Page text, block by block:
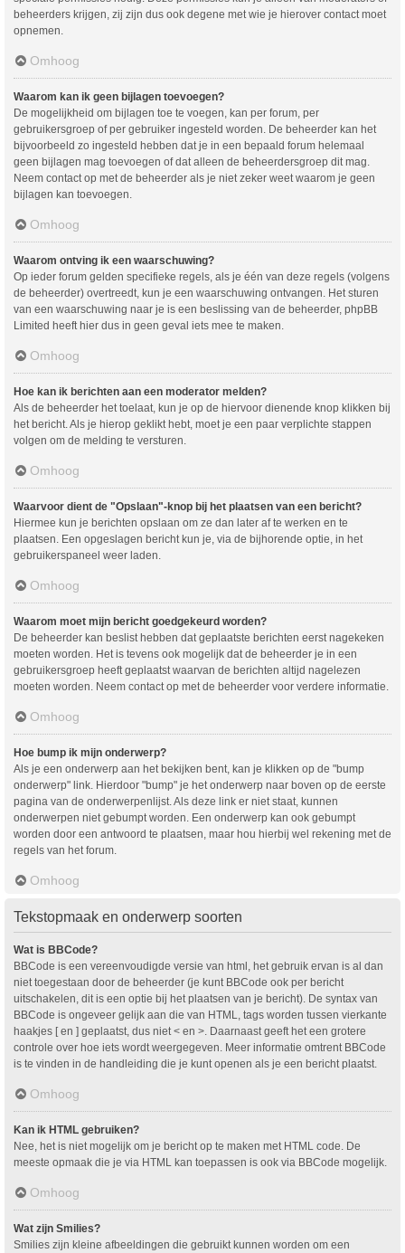
beheerders krijgen, zij zijn dus ook degene met wie je hierover contact moet
opnemen.
Omhoog
Waarom kan ik geen bijlagen toevoegen?
De mogelijkheid om bijlagen toe te voegen, kan per forum, per
gebruikersgroep of per gebruiker ingesteld worden. De beheerder kan het
bijvoorbeeld zo ingesteld hebben dat je in een bepaald forum helemaal
geen bijlagen mag toevoegen of dat alleen de beheerdersgroep dit mag.
Neem contact op met de beheerder als je niet zeker weet waarom je geen
bijlagen kan toevoegen.
Omhoog
Waarom ontving ik een waarschuwing?
Op ieder forum gelden specifieke regels, als je één van deze regels (volgens
de beheerder) overtreedt, kun je een waarschuwing ontvangen. Het sturen
van een waarschuwing naar je is een beslissing van de beheerder, phpBB
Limited heeft hier dus in geen geval iets mee te maken.
Omhoog
Hoe kan ik berichten aan een moderator melden?
Als de beheerder het toelaat, kun je op de hiervoor dienende knop klikken bij
het bericht. Als je hierop geklikt hebt, moet je een paar verplichte stappen
volgen om de melding te versturen.
Omhoog
Waarvoor dient de "Opslaan"-knop bij het plaatsen van een bericht?
Hiermee kun je berichten opslaan om ze dan later af te werken en te
plaatsen. Een opgeslagen bericht kun je, via de bijhorende optie, in het
gebruikerspaneel weer laden.
Omhoog
Waarom moet mijn bericht goedgekeurd worden?
De beheerder kan beslist hebben dat geplaatste berichten eerst nagekeken
moeten worden. Het is tevens ook mogelijk dat de beheerder je in een
gebruikersgroep heeft geplaatst waarvan de berichten altijd nagelezen
moeten worden. Neem contact op met de beheerder voor verdere informatie.
Omhoog
Hoe bump ik mijn onderwerp?
Als je een onderwerp aan het bekijken bent, kan je klikken op de "bump
onderwerp" link. Hierdoor "bump" je het onderwerp naar boven op de eerste
pagina van de onderwerpenlijst. Als deze link er niet staat, kunnen
onderwerpen niet gebumpt worden. Een onderwerp kan ook gebumpt
worden door een antwoord te plaatsen, maar hou hierbij wel rekening met de
regels van het forum.
Omhoog
Tekstopmaak en onderwerp soorten
Wat is BBCode?
BBCode is een vereenvoudigde versie van html, het gebruik ervan is al dan
niet toegestaan door de beheerder (je kunt BBCode ook per bericht
uitschakelen, dit is een optie bij het plaatsen van je bericht). De syntax van
BBCode is ongeveer gelijk aan die van HTML, tags worden tussen vierkante
haakjes [ en ] geplaatst, dus niet < en >. Daarnaast geeft het een grotere
controle over hoe iets wordt weergegeven. Meer informatie omtrent BBCode
is te vinden in de handleiding die je kunt openen als je een bericht plaatst.
Omhoog
Kan ik HTML gebruiken?
Nee, het is niet mogelijk om je bericht op te maken met HTML code. De
meeste opmaak die je via HTML kan toepassen is ook via BBCode mogelijk.
Omhoog
Wat zijn Smilies?
Smilies zijn kleine afbeeldingen die gebruikt kunnen worden om een